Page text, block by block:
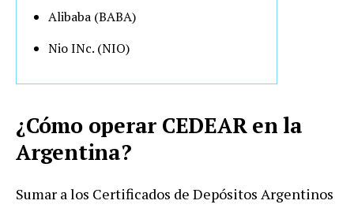
Alibaba (BABA)
Nio INc. (NIO)
¿Cómo operar CEDEAR en la
Argentina?
Sumar a los Certificados de Depósitos Argentinos